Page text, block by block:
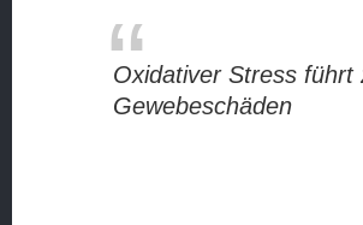
Oxidativer Stress führt
Gewebeschäden